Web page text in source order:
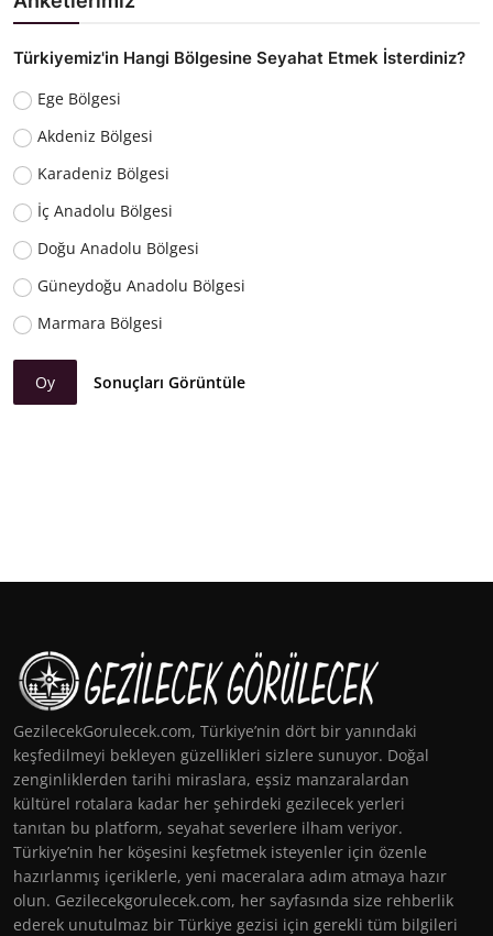
Türkiyemiz'in Hangi Bölgesine Seyahat Etmek İsterdiniz?
Ege Bölgesi
Akdeniz Bölgesi
Karadeniz Bölgesi
İç Anadolu Bölgesi
Doğu Anadolu Bölgesi
Güneydoğu Anadolu Bölgesi
Marmara Bölgesi
Oy Sonuçları Görüntüle
GezilecekGorulecek.com, Türkiye’nin dört bir yanındaki
keşfedilmeyi bekleyen güzellikleri sizlere sunuyor. Doğal
zenginliklerden tarihi miraslara, eşsiz manzaralardan
kültürel rotalara kadar her şehirdeki gezilecek yerleri
tanıtan bu platform, seyahat severlere ilham veriyor.
Türkiye’nin her köşesini keşfetmek isteyenler için özenle
hazırlanmış içeriklerle, yeni maceralara adım atmaya hazır
olun. Gezilecekgorulecek.com, her sayfasında size rehberlik
ederek unutulmaz bir Türkiye gezisi için gerekli tüm bilgileri